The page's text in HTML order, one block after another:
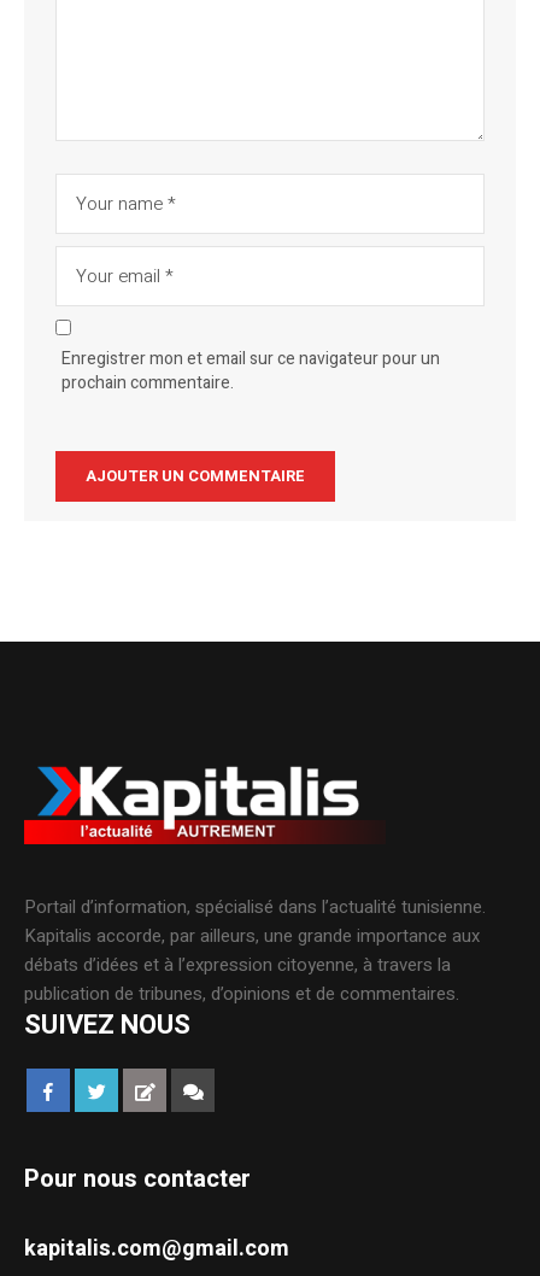
Enregistrer mon et email sur ce navigateur pour un
prochain commentaire.
Portail d’information, spécialisé dans l’actualité tunisienne.
Kapitalis accorde, par ailleurs, une grande importance aux
débats d’idées et à l’expression citoyenne, à travers la
publication de tribunes, d’opinions et de commentaires.
SUIVEZ NOUS
Pour nous contacter
kapitalis.com@gmail.com